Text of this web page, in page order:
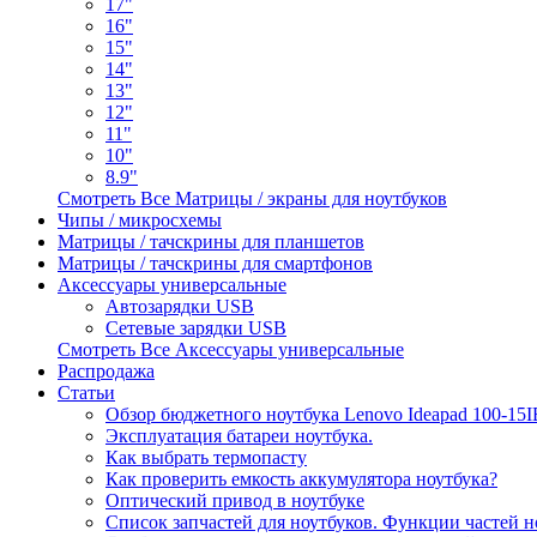
17"
16"
15"
14"
13"
12"
11"
10"
8.9"
Смотреть Все Матрицы / экраны для ноутбуков
Чипы / микросхемы
Матрицы / тачскрины для планшетов
Матрицы / тачскрины для смартфонов
Аксессуары универсальные
Автозарядки USB
Сетевые зарядки USB
Смотреть Все Аксессуары универсальные
Распродажа
Статьи
Обзор бюджетного ноутбука Lenovo Ideapad 100-
Эксплуатация батареи ноутбука.
Как выбрать термопасту
Как проверить емкость аккумулятора ноутбука?
Оптический привод в ноутбуке
Список запчастей для ноутбуков. Функции частей